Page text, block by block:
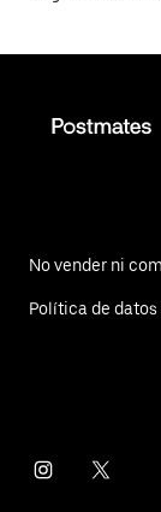
No vender ni
Política de datos